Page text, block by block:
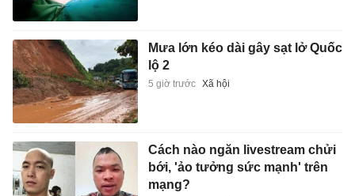
Mưa lớn kéo dài gây sạt lở Quốc
lộ 2
5 giờ trước Xã hội
Cách nào ngăn livestream chửi
bới, 'ảo tưởng sức mạnh' trên
mạng?